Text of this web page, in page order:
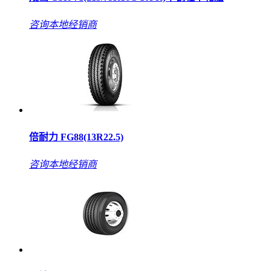
咨询本地经销商
倍耐力 FG88(13R22.5)
咨询本地经销商